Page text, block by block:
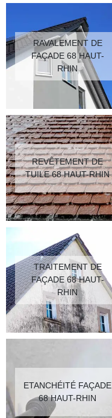
RAVALEMENT DE
FAÇADE 68 HAUT-
RHIN
REVÊTEMENT DE
TUILE 68 HAUT-RHIN
TRAITEMENT DE
FAÇADE 68 HAUT-
RHIN
ETANCHÉITÉ FAÇADE
68 HAUT-RHIN